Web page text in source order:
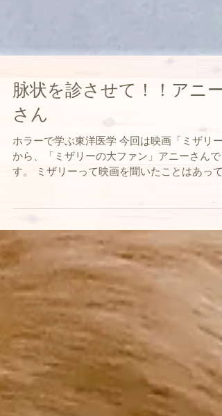
脉状を診させて！！アニー
さん
ホラーで学ぶ東洋医学 今回は映画「ミザリー
す。 ミザリーって映画を聞いたことはあって
お思いでしょうが（私も勘違いしてました）
ザリーって小説の作家が、小説の狂信的ファ
の元看護士のアニーに・...